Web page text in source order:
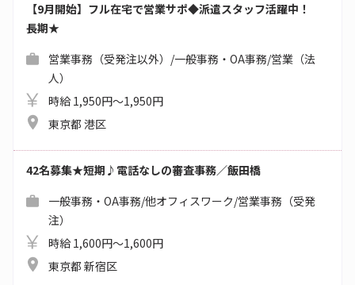
【9月開始】フル在宅で営業サポ◆派遣スタッフ活躍中！
長期★
営業事務（受発注以外）/一般事務・OA事務/営業（法
人）
時給 1,950円～1,950円
東京都 港区
42名募集★短期♪電話なしの審査事務／飯田橋
一般事務・OA事務/他オフィスワーク/営業事務（受発
注）
時給 1,600円～1,600円
東京都 新宿区